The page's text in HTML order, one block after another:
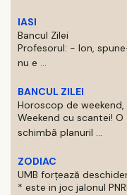
IASI
Bancul Zilei
Profesorul: - Ion,
nu e ...
BANCUL ZILEI
Horoscop de
Weekend cu scantei!
schimbă planuril ...
ZODIAC
UMB forțează
* este in joc jalonul